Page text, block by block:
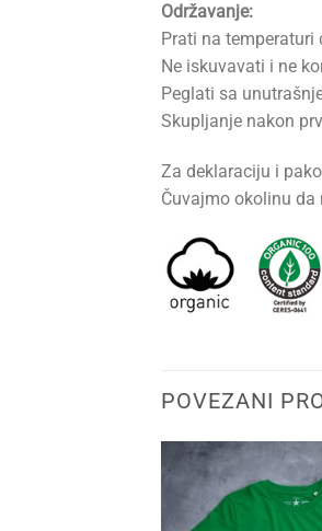
Održavanje:
Prati na temperaturi
Ne iskuvavati i ne
Peglati sa
Skupljanje nakon
Za deklaraciju i
Čuvajmo okolinu da
POVEZANI